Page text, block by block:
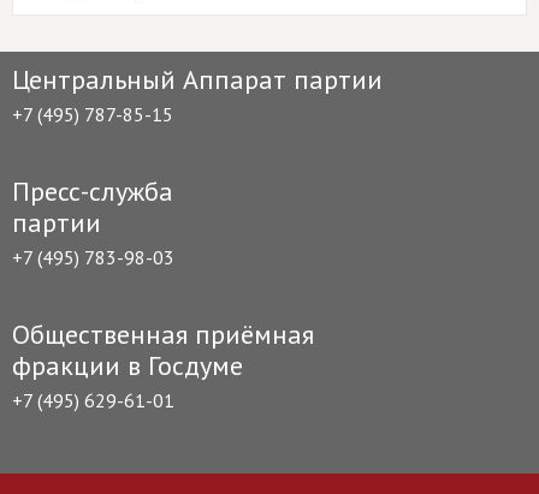
Центральный Аппарат партии
+7 (495) 787-85-15
Пресс-служба
партии
+7 (495) 783-98-03
Общественная приёмная
фракции в Госдуме
+7 (495) 629-61-01